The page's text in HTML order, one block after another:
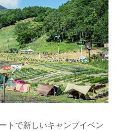
トで新しいキャンプイベン